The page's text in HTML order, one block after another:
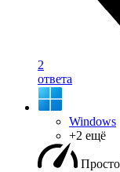
2
ответа
Windows
+2 ещё